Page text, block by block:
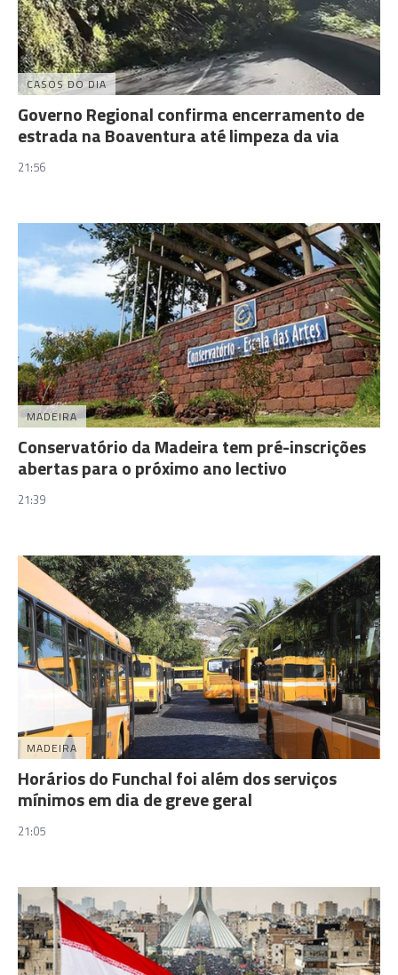
CASOS DO DIA
Governo Regional confirma encerramento de
estrada na Boaventura até limpeza da via
21:56
MADEIRA
Conservatório da Madeira tem pré-inscrições
abertas para o próximo ano lectivo
21:39
MADEIRA
Horários do Funchal foi além dos serviços
mínimos em dia de greve geral
21:05